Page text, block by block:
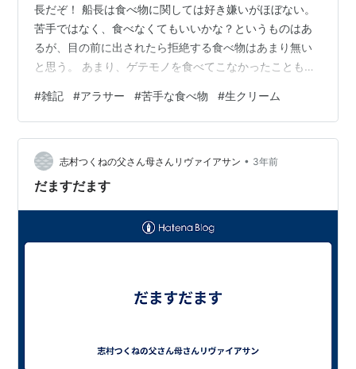
長だぞ！ 船長は食べ物に関しては好き嫌いがほぼない。
苦手ではなく、食べなくてもいいかな？というものはあ
るが、目の前に出されたら拒絶する食べ物はあまり無い
と思う。 あまり、ゲテモノを食べてこなかったこともあ
皆無と言って良いと思う！ しかし！船長はチビの頃に苦
手としていたものがあった・・・ 意外かもしれないが、
生クリームが苦手で、ケーキはチョコ系しか食べられな
い時期があったのだ・・・ 誕生日ケーキとかやらは毎回
チョコケーキで、生クリームを使ったショートケーキ等
#雑記 #アラサー #苦手な食べ物 #生クリーム
志村つくねの父さん母さんリヴァイアサン • 3年前
だますだます